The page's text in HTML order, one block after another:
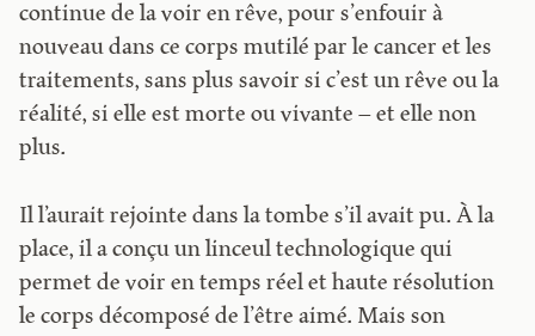
continue de la voir en rêve, pour s’enfouir à
nouveau dans ce corps mutilé par le cancer et les
traitements, sans plus savoir si c’est un rêve ou la
réalité, si elle est morte ou vivante – et elle non
plus.
Il l’aurait rejointe dans la tombe s’il avait pu. À la
place, il a conçu un linceul technologique qui
permet de voir en temps réel et haute résolution
le corps décomposé de l’être aimé. Mais son